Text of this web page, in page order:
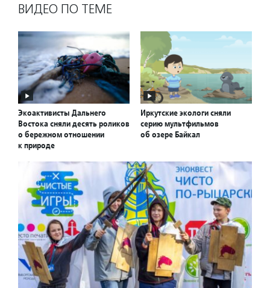
ВИДЕО ПО ТЕМЕ
Экоактивисты Дальнего
Востока сняли десять роликов
о бережном отношении
к природе
Иркутские экологи сняли
серию мультфильмов
об озере Байкал